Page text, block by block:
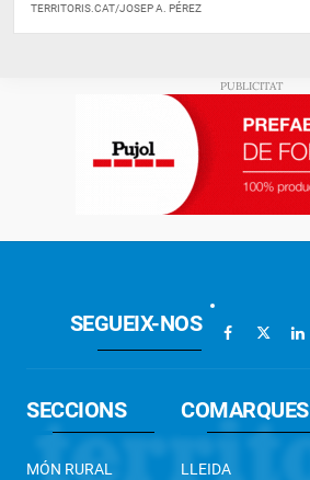
TERRITORIS.CAT/JOSEP A. PÉREZ
SEGUEIX-NOS
SECCIONS
MÓN RURAL
COMARQUES
LLEIDA